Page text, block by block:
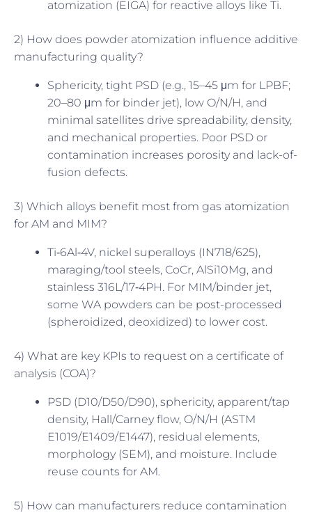
atomization (EIGA) for reactive alloys like Ti.
2) How does powder atomization influence additive
manufacturing quality?
Sphericity, tight PSD (e.g., 15–45 μm for LPBF;
20–80 μm for binder jet), low O/N/H, and
minimal satellites drive spreadability, density,
and mechanical properties. Poor PSD or
contamination increases porosity and lack-of-
fusion defects.
3) Which alloys benefit most from gas atomization
for AM and MIM?
Ti‑6Al‑4V, nickel superalloys (IN718/625),
maraging/tool steels, CoCr, AlSi10Mg, and
stainless 316L/17‑4PH. For MIM/binder jet,
some WA powders can be post-processed
(spheroidized, deoxidized) to lower cost.
4) What are key KPIs to request on a certificate of
analysis (COA)?
PSD (D10/D50/D90), sphericity, apparent/tap
density, Hall/Carney flow, O/N/H (ASTM
E1019/E1409/E1447), residual elements,
morphology (SEM), and moisture. Include
reuse counts for AM.
5) How can manufacturers reduce contamination